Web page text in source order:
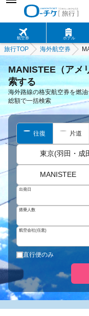
航空券 ホテル
旅行TOP 海外航空券
MANISTEE（アメ
索する
海外路線の格安航空券を燃
総額で一括検索
往復 片道
東京(羽田・成
MANISTEE
出発日
搭乗人数
航空会社(任意)
直行便のみ